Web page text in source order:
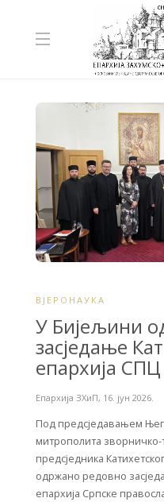
ВЈЕРОНАУКА
У Бијељини
засједање
епархија
Епархија ЗХиП, 16. јун 2026.
Под предсједавањем
митрополита зворничко-
предсједника
одржано редовно
епархија Српске